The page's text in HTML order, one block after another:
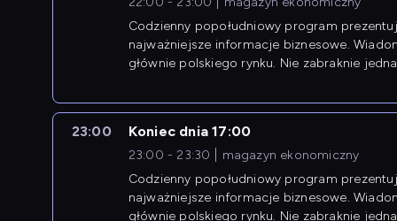
Codzienny popołudniowy program
najważniejsze informacje biznesowe.
głównie polskiego rynku. Nie zabraknie
23:00 Koniec dnia 17:00
23:00 - 23:30
magazyn ekonomiczny
Codzienny popołudniowy program
najważniejsze informacje biznesowe.
głównie polskiego rynku. Nie zabraknie